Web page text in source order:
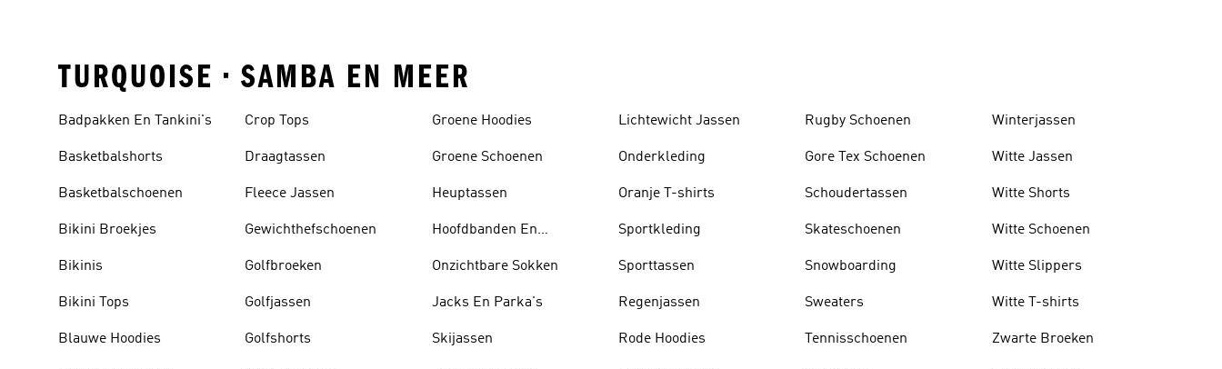
TURQUOISE • SAMBA EN MEER
Badpakken En Tankini's
Basketbalshorts
Basketbalschoenen
Bikini Broekjes
Bikinis
Bikini Tops
Blauwe Hoodies
Crop Tops
Draagtassen
Fleece Jassen
Gewichthefschoenen
Golfbroeken
Golfjassen
Golfshorts
Groene Hoodies
Groene Schoenen
Heuptassen
Hoofdbanden En
Onzichtbare Sokken
Jacks En Parka's
Skijassen
Lichtewicht Jassen
Onderkleding
Oranje T-shirts
Sportkleding
Sporttassen
Regenjassen
Rode Hoodies
Rugby Schoenen
Gore Tex Schoenen
Schoudertassen
Skateschoenen
Snowboarding
Sweaters
Tennisschoenen
Winterjassen
Witte Jassen
Witte Shorts
Witte Schoenen
Witte Slippers
Witte T-shirts
Zwarte Broeken